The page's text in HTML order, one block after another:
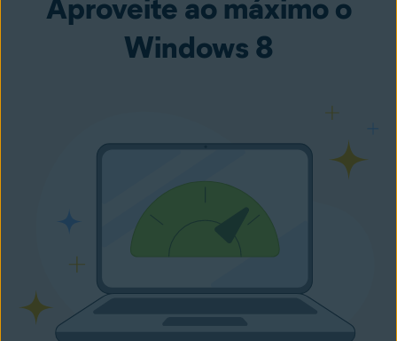
Aproveite ao máximo o
Windows 8